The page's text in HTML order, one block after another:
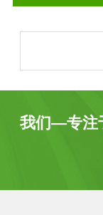
我们—专注